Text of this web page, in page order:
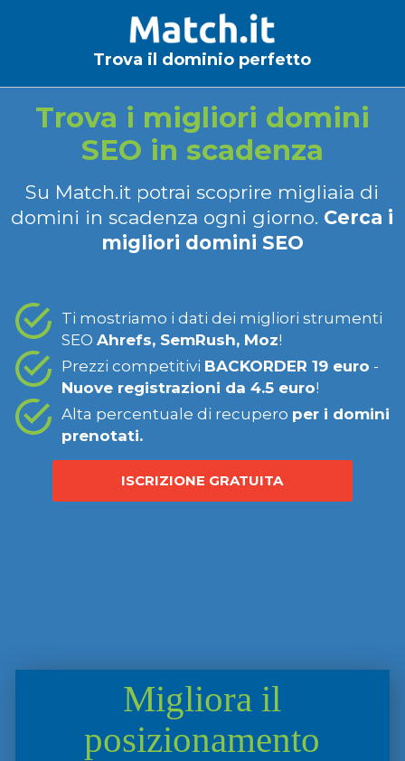
Trova il dominio perfetto
Trova i migliori domini
SEO in scadenza
Su Match.it potrai scoprire migliaia di
domini in scadenza ogni giorno. Cerca i
migliori domini SEO
Ti mostriamo i dati dei migliori strumenti
SEO Ahrefs, SemRush, Moz!
Prezzi competitivi BACKORDER 19 euro -
Nuove registrazioni da 4.5 euro!
Alta percentuale di recupero per i domini
prenotati.
ISCRIZIONE GRATUITA
Migliora il
posizionamento